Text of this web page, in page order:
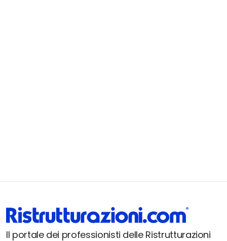
Il portale dei professionisti delle Ristrutturazioni